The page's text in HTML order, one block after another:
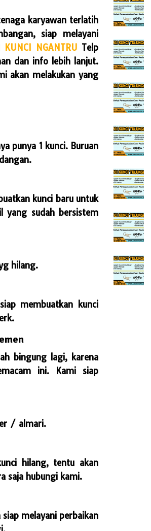
karyawan terlatih
siap melayani
KUNCI NGANTRU Telp
dan info lebih lanjut.
akan melakukan yang
punya 1 kunci. Buruan
kunci baru untuk
yang sudah bersistem
hilang.
membuatkan kunci
bingung lagi, karena
ini. Kami siap
/ almari.
hilang, tentu akan
saja hubungi kami.
melayani perbaikan